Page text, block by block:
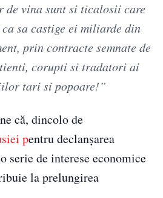
de vina sunt si ticalosii care
sa castige ei miliarde din
prin contracte semnate de
corupti si tradatori ai
tari si popoare!”
că, dincolo de
pentru declanșarea
serie de interese economice
la prelungirea